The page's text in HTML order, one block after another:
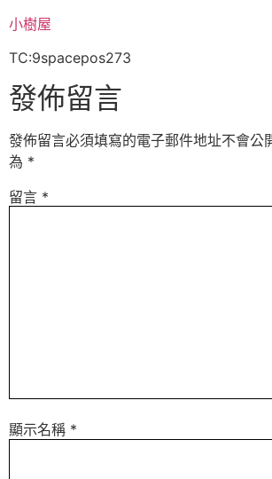
小樹屋
TC:9spacepos273
發佈留言
發佈留言必須填寫的電子郵件地址不會公
為 *
留言 *
顯示名稱 *